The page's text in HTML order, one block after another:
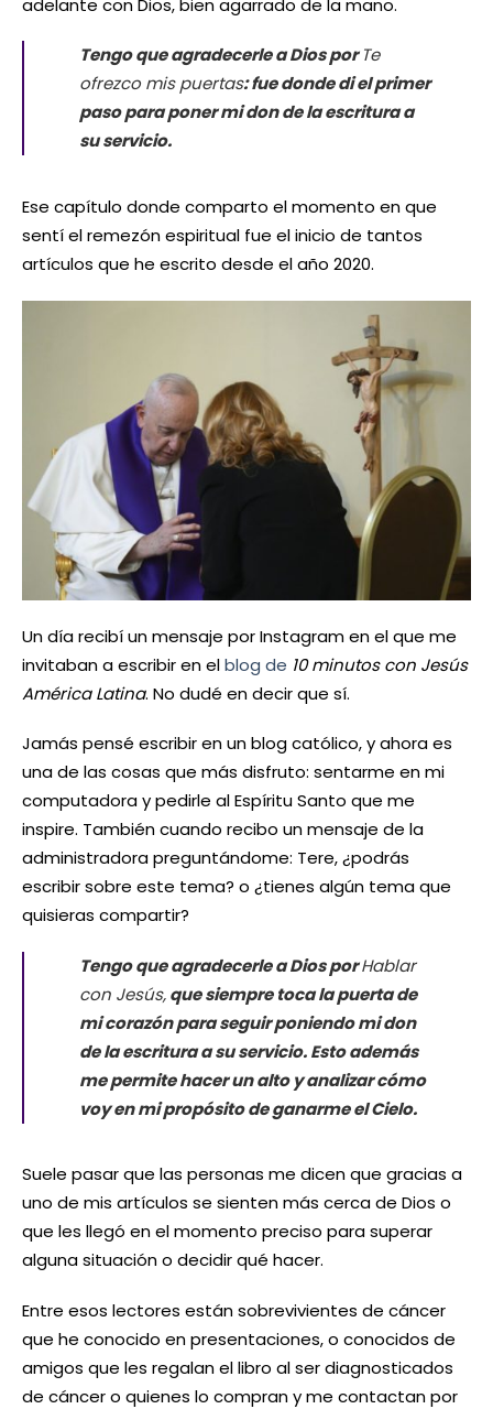
adelante con Dios, bien agarrado de la mano.
Tengo que agradecerle a Dios porTe
ofrezco mis puertas: fue donde di el primer
paso para poner mi don de la escritura a
su servicio.
Ese capítulo donde comparto el momento en que
sentí el remezón espiritual fue el inicio de tantos
artículos que he escrito desde el año 2020.
Un día recibí un mensaje por Instagram en el que me
invitaban a escribir en elblog de 10 minutos con Jesús
América Latina. No dudé en decir que sí.
Jamás pensé escribir en un blog católico, y ahora es
una de las cosas que más disfruto: sentarme en mi
computadora y pedirle al Espíritu Santo que me
inspire. También cuando recibo un mensaje de la
administradora preguntándome: Tere, ¿podrás
escribir sobre este tema? o ¿tienes algún tema que
quisieras compartir?
Tengo que agradecerle a Dios porHablar
con Jesús,que siempre toca la puerta de
mi corazón para seguir poniendo mi don
de la escritura a su servicio. Esto además
me permite hacer un alto y analizar cómo
voy en mi propósito de ganarme el Cielo.
Suele pasar que las personas me dicen que gracias a
uno de mis artículos se sienten más cerca de Dios o
que les llegó en el momento preciso para superar
alguna situación o decidir qué hacer.
Entre esos lectores están sobrevivientes de cáncer
que he conocido en presentaciones, o conocidos de
amigos que les regalan el libro al ser diagnosticados
de cáncer o quienes lo compran y me contactan por